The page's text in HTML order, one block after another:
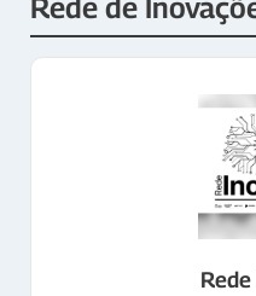
Rede de